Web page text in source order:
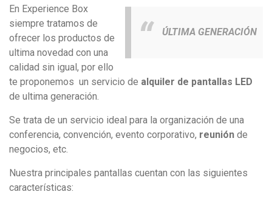
ÚLTIMA GENERACIÓN
En Experience Box
siempre tratamos de
ofrecer los productos de
ultima novedad con una
calidad sin igual, por ello
te proponemos un servicio de alquiler de pantallas LED
de ultima generación.
Se trata de un servicio ideal para la organización de una
conferencia, convención, evento corporativo, reunión de
negocios, etc.
Nuestra principales pantallas cuentan con las siguientes
características: